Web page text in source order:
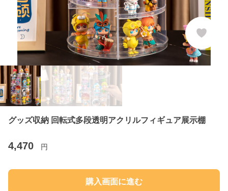
グッズ収納 回転式多段透明アクリルフィギュア展示棚
4,470 円
購入画面に進む